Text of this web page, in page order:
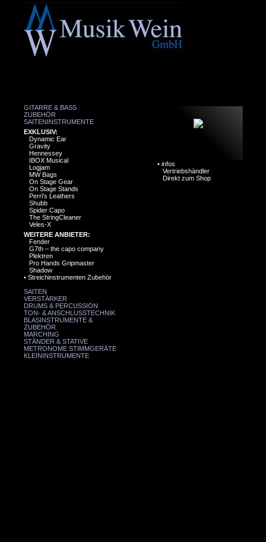
GITARRE & BASS
ZUBEHÖR
SAITENINSTRUMENTE
EXKLUSIV:
Dynamic Ear
Gravity
Hennessey
IBOX Musical
Logjam
MW Bags
On Stage Gear
On Stage Stands
Perri's Leathers
Shubb
Spider Capo
The StringCleaner
Veles-X
WEITERE ANBIETER:
Fender
G7th – the capo company
Plektren
Pro Hands Gripmaster
Shadow
• Streichinstrumenten Zubehör
SAITEN
VERSTÄRKER
DRUMS & PERCUSSION
TON- & ANSCHLUSSTECHNIK
BLASINSTRUMENTE &
ZUBEHÖR
MARCHING
STÄNDER & STATIVE
METRONOME STIMMGERÄTE
KLEININSTRUMENTE
• infos
Vertriebshändler
Direkt zum Shop